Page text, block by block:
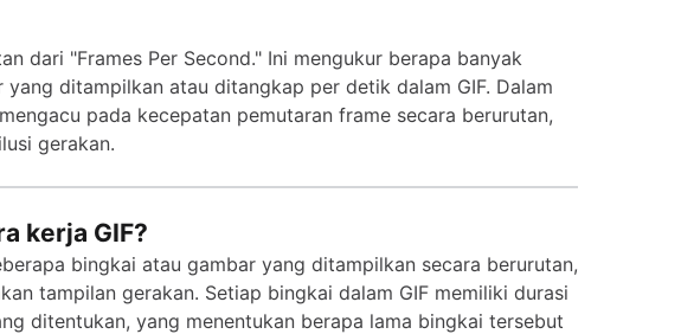
dari "Frames Per Second." Ini mengukur berapa banyak
yang ditampilkan atau ditangkap per detik dalam GIF. Dalam
pada kecepatan pemutaran frame secara berurutan,
gerakan.
kerja GIF?
bingkai atau gambar yang ditampilkan secara berurutan,
tampilan gerakan. Setiap bingkai dalam GIF memiliki durasi
ditentukan, yang menentukan berapa lama bingkai tersebut